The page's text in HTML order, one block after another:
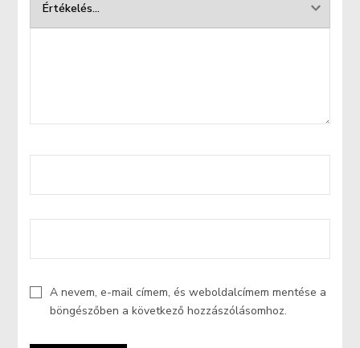
A nevem, e-mail címem, és weboldalcímem mentése a
böngészőben a következő hozzászólásomhoz.